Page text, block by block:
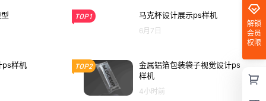
解锁
会员
权限
ps样机
TOP1 马克杯设计展示ps样机
6月7日
TOP2
金属铝箔包装袋子视觉设计ps
样机
4小时前